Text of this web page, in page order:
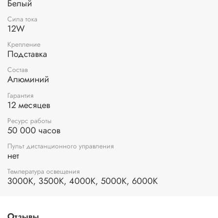
Питание
Технические
особенности
Длина кабеля
Материалы
Материал изделия
Тип монтажа
Световой
поток
освещения
Температура
света
нейтральный белый
Тип
Наличие
батареек в
нет
Доп. опции
Белый
Сила тока
12W
Крепление
Подставка
Состав
Алюминий
Гарантия
12 месяцев
Ресурс работы
50 000 часов
Пульт дистанционного управления
нет
Температура освещения
3000K, 3500K, 4000K, 5000K, 6000K